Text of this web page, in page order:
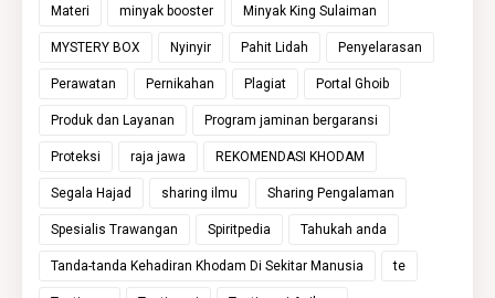
Materi minyak booster Minyak King Sulaiman
MYSTERY BOX Nyinyir Pahit Lidah Penyelarasan
Perawatan Pernikahan Plagiat Portal Ghoib
Produk dan Layanan Program jaminan bergaransi
Proteksi raja jawa REKOMENDASI KHODAM
Segala Hajad sharing ilmu Sharing Pengalaman
Spesialis Trawangan Spiritpedia Tahukah anda
Tanda-tanda Kehadiran Khodam Di Sekitar Manusia te